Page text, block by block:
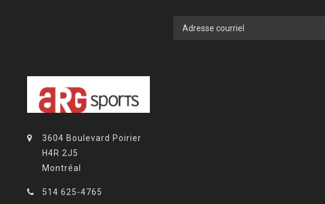
3604 Boulevard Poirier
H4R 2J5
Montréal
514 625-4765